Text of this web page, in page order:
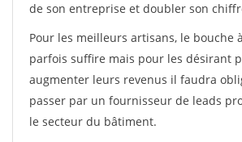
de son entreprise et doubler son
Pour les meilleurs artisans, le bouche
parfois suffire mais pour les désirant
augmenter leurs revenus il faudra
passer par un fournisseur de leads
le secteur du bâtiment.